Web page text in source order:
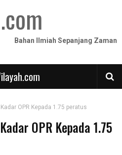
Bahan Ilmiah Sepanjang Zaman
OPR Kepada 1.75 peratus
OPR Kepada 1.75